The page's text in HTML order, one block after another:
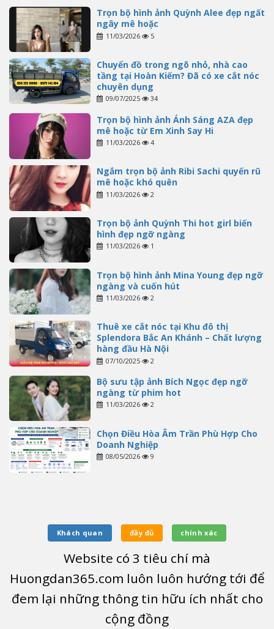
Trọn bộ hình ảnh Quỳnh Alee đẹp ngất
ngây mê hoặc
11/03/2026 5
Chuyển đồ trong ngõ nhỏ, nhà cao
tầng tại Hoàn Kiếm? Đã có xe cắt nóc
chuyên dụng
09/07/2025 34
Trọn bộ hình ảnh Ánh Sáng AZA đẹp
mê hoặc từ Em Xinh Say Hi
11/03/2026 4
Ngắm trọn bộ ảnh Ribi Sachi quyến rũ
mê hoặc khó quên
11/03/2026 2
Trọn bộ ảnh Quỳnh Thi hot girl biến
hình đẹp ngỡ ngàng
11/03/2026 1
Trọn bộ hình ảnh Mina Young đẹp ngỡ
ngàng và cuốn hút
11/03/2026 2
Thuê xe cắt nóc tại Khu đô thị
Splendora Bắc An Khánh – Chất lượng
hàng đầu Hà Nội
07/10/2025 2
Bộ sưu tập ảnh Bích Ngọc đẹp ngỡ
ngàng từ phim hot
11/03/2026 2
Chọn Điều Hòa Âm Trần Phù Hợp Cho
Doanh Nghiệp
08/05/2026 9
Khách quan đầy đủ chính xác
Website có 3 tiêu chí mà
Huongdan365.com luôn luôn hướng tới để
đem lại những thông tin hữu ích nhất cho
cộng đồng